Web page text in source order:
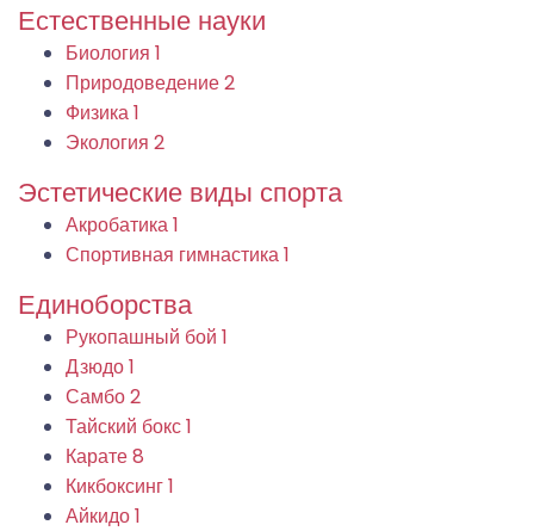
Естественные науки
Биология 1
Природоведение2
Физика1
Экология 2
Эстетические виды спорта
Акробатика1
Спортивная гимнастика1
Единоборства
Рукопашный бой 1
Дзюдо1
Самбо2
Тайский бокс1
Карате8
Кикбоксинг1
Айкидо1